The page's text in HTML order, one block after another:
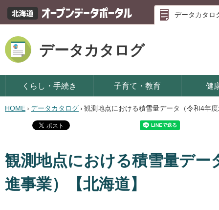
データカタロ
データカタログ
くらし・手続き 子育て・教育 健
HOME› データカタログ› 観測地点における積雪量データ（令和4年
観測地点における積雪量デ
進事業）【北海道】